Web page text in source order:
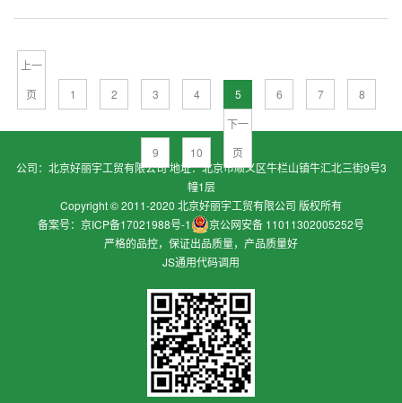
上一
页
1 2 3 4 5 6 7 8
9 10
下一
页
公司：北京好丽宇工贸有限公司 地址：北京市顺义区牛栏山镇牛汇北三街9号3
幢1层
Copyright © 2011-2020 北京好丽宇工贸有限公司 版权所有
备案号：京ICP备17021988号-1
京公网安备 11011302005252号
严格的品控，保证出品质量，产品质量好
JS通用代码调用